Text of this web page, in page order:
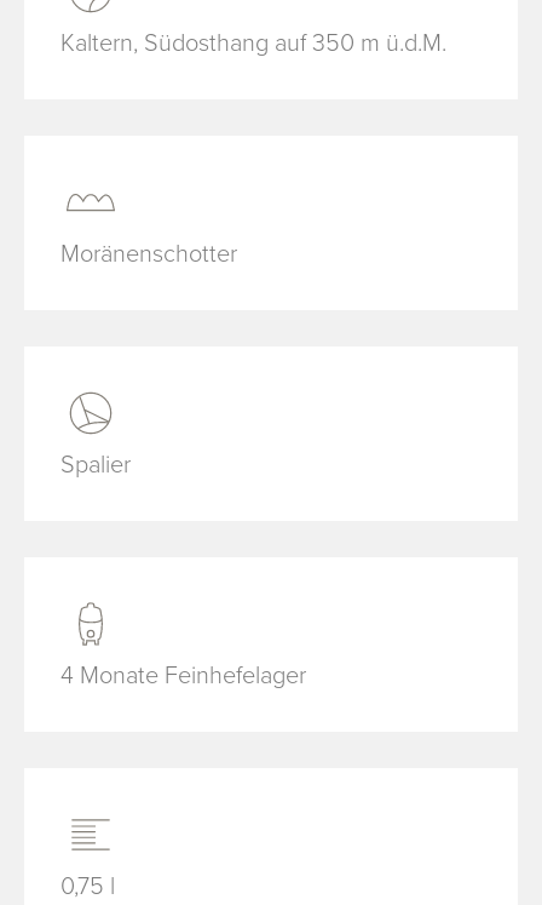
Kaltern, Südosthang auf 350 m ü.d.M.
Moränenschotter
Spalier
4 Monate Feinhefelager
0,75 l